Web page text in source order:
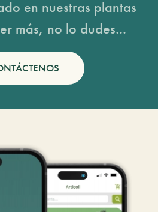
en nuestras plantas
más, no lo dudes...